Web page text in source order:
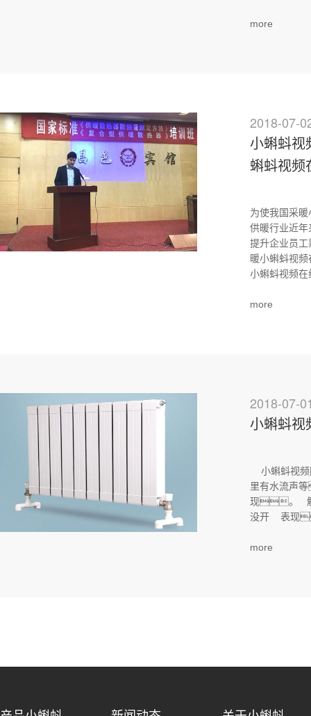
more
2018-07-
小蝌蚪
蝌蚪视频
为使我国采
供暖行业近
提升企业员
暖小蝌蚪视
小蝌蚪视频
more
2018-07-
小蝌蚪视
小蝌蚪视
里有水流声
现。 解
没开 表现
more